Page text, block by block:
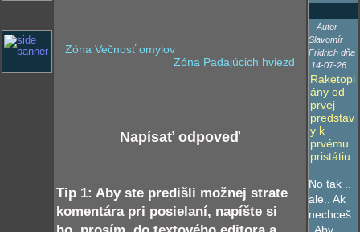
Zóna Večnosť omylov
Zóna Padajúcich hviezd
Napísať odpoveď
Tip 1: Aby ste predišli možnej strate
komentára pri posielaní, napíšte si
Autor
Slavomír
Fridrich dňa
14-07-26
Raketopl
ány od
prvej
predstav
y k
prvému
pristátiu
No tak ..
ale.. Ak
nechceš.